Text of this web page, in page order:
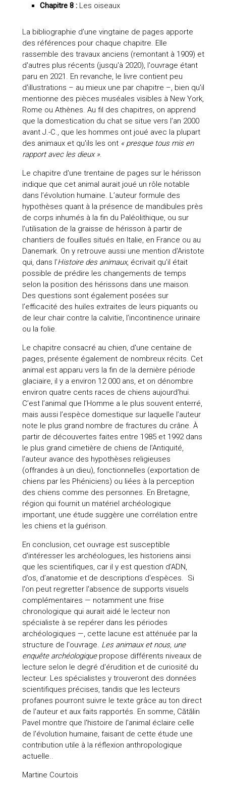
Chapitre 8 :Les oiseaux
La bibliographie d’une vingtaine de pages apporte
des références pour chaque chapitre. Elle
rassemble des travaux anciens (remontant à 1909) et
d'autres plus récents (jusqu'à 2020), l'ouvrage étant
paru en 2021. En revanche, le livre contient peu
d'illustrations – au mieux une par chapitre –, bien qu'il
mentionne des pièces muséales visibles à New York,
Rome ou Athènes. Au fil des chapitres, on apprend
que la domestication du chat se situe vers l’an 2000
avant J.-C., que les hommes ont joué avec la plupart
des animaux et qu'ils les ont « presque tous mis en
rapport avec les dieux ».
Le chapitre d'une trentaine de pages sur le hérisson
indique que cet animal aurait joué un rôle notable
dans l’évolution humaine. L’auteur formule des
hypothèses quant à la présence de mandibules près
de corps inhumés à la fin du Paléolithique, ou sur
l’utilisation de la graisse de hérisson à partir de
chantiers de fouilles situés en Italie, en France ou au
Danemark. On y retrouve aussi une mention d'Aristote
qui, dans l’Histoire des animaux, écrivait qu'il était
possible de prédire les changements de temps
selon la position des hérissons dans une maison.
Des questions sont également posées sur
l’efficacité des huiles extraites de leurs piquants ou
de leur chair contre la calvitie, l’incontinence urinaire
ou la folie.
Le chapitre consacré au chien, d'une centaine de
pages, présente également de nombreux récits. Cet
animal est apparu vers la fin de la dernière période
glaciaire, il y a environ 12 000 ans, et on dénombre
environ quatre cents races de chiens aujourd'hui.
C’est l’animal que l’Homme a le plus souvent enterré,
mais aussi l’espèce domestique sur laquelle l’auteur
note le plus grand nombre de fractures du crâne. À
partir de découvertes faites entre 1985 et 1992 dans
le plus grand cimetière de chiens de l’Antiquité,
l’auteur avance des hypothèses religieuses
(offrandes à un dieu), fonctionnelles (exportation de
chiens par les Phéniciens) ou liées à la perception
des chiens comme des personnes. En Bretagne,
région qui fournit un matériel archéologique
important, une étude suggère une corrélation entre
les chiens et la guérison.
En conclusion, cet ouvrage est susceptible
d'intéresser les archéologues, les historiens ainsi
que les scientifiques, car il y est question d’ADN,
d’os, d’anatomie et de descriptions d'espèces. Si
l'on peut regretter l'absence de supports visuels
complémentaires — notamment une frise
chronologique qui aurait aidé le lecteur non
spécialiste à se repérer dans les périodes
archéologiques —, cette lacune est atténuée par la
structure de l'ouvrage. Les animaux et nous, une
enquête archéologiquepropose différents niveaux de
lecture selon le degré d'érudition et de curiosité du
lecteur. Les spécialistes y trouveront des données
scientifiques précises, tandis que les lecteurs
profanes pourront suivre le texte grâce au ton direct
de l'auteur et aux faits rapportés. En somme, Cătălin
Pavel montre que l'histoire de l'animal éclaire celle
de l'évolution humaine, faisant de cette étude une
contribution utile à la réflexion anthropologique
actuelle..
Martine Courtois